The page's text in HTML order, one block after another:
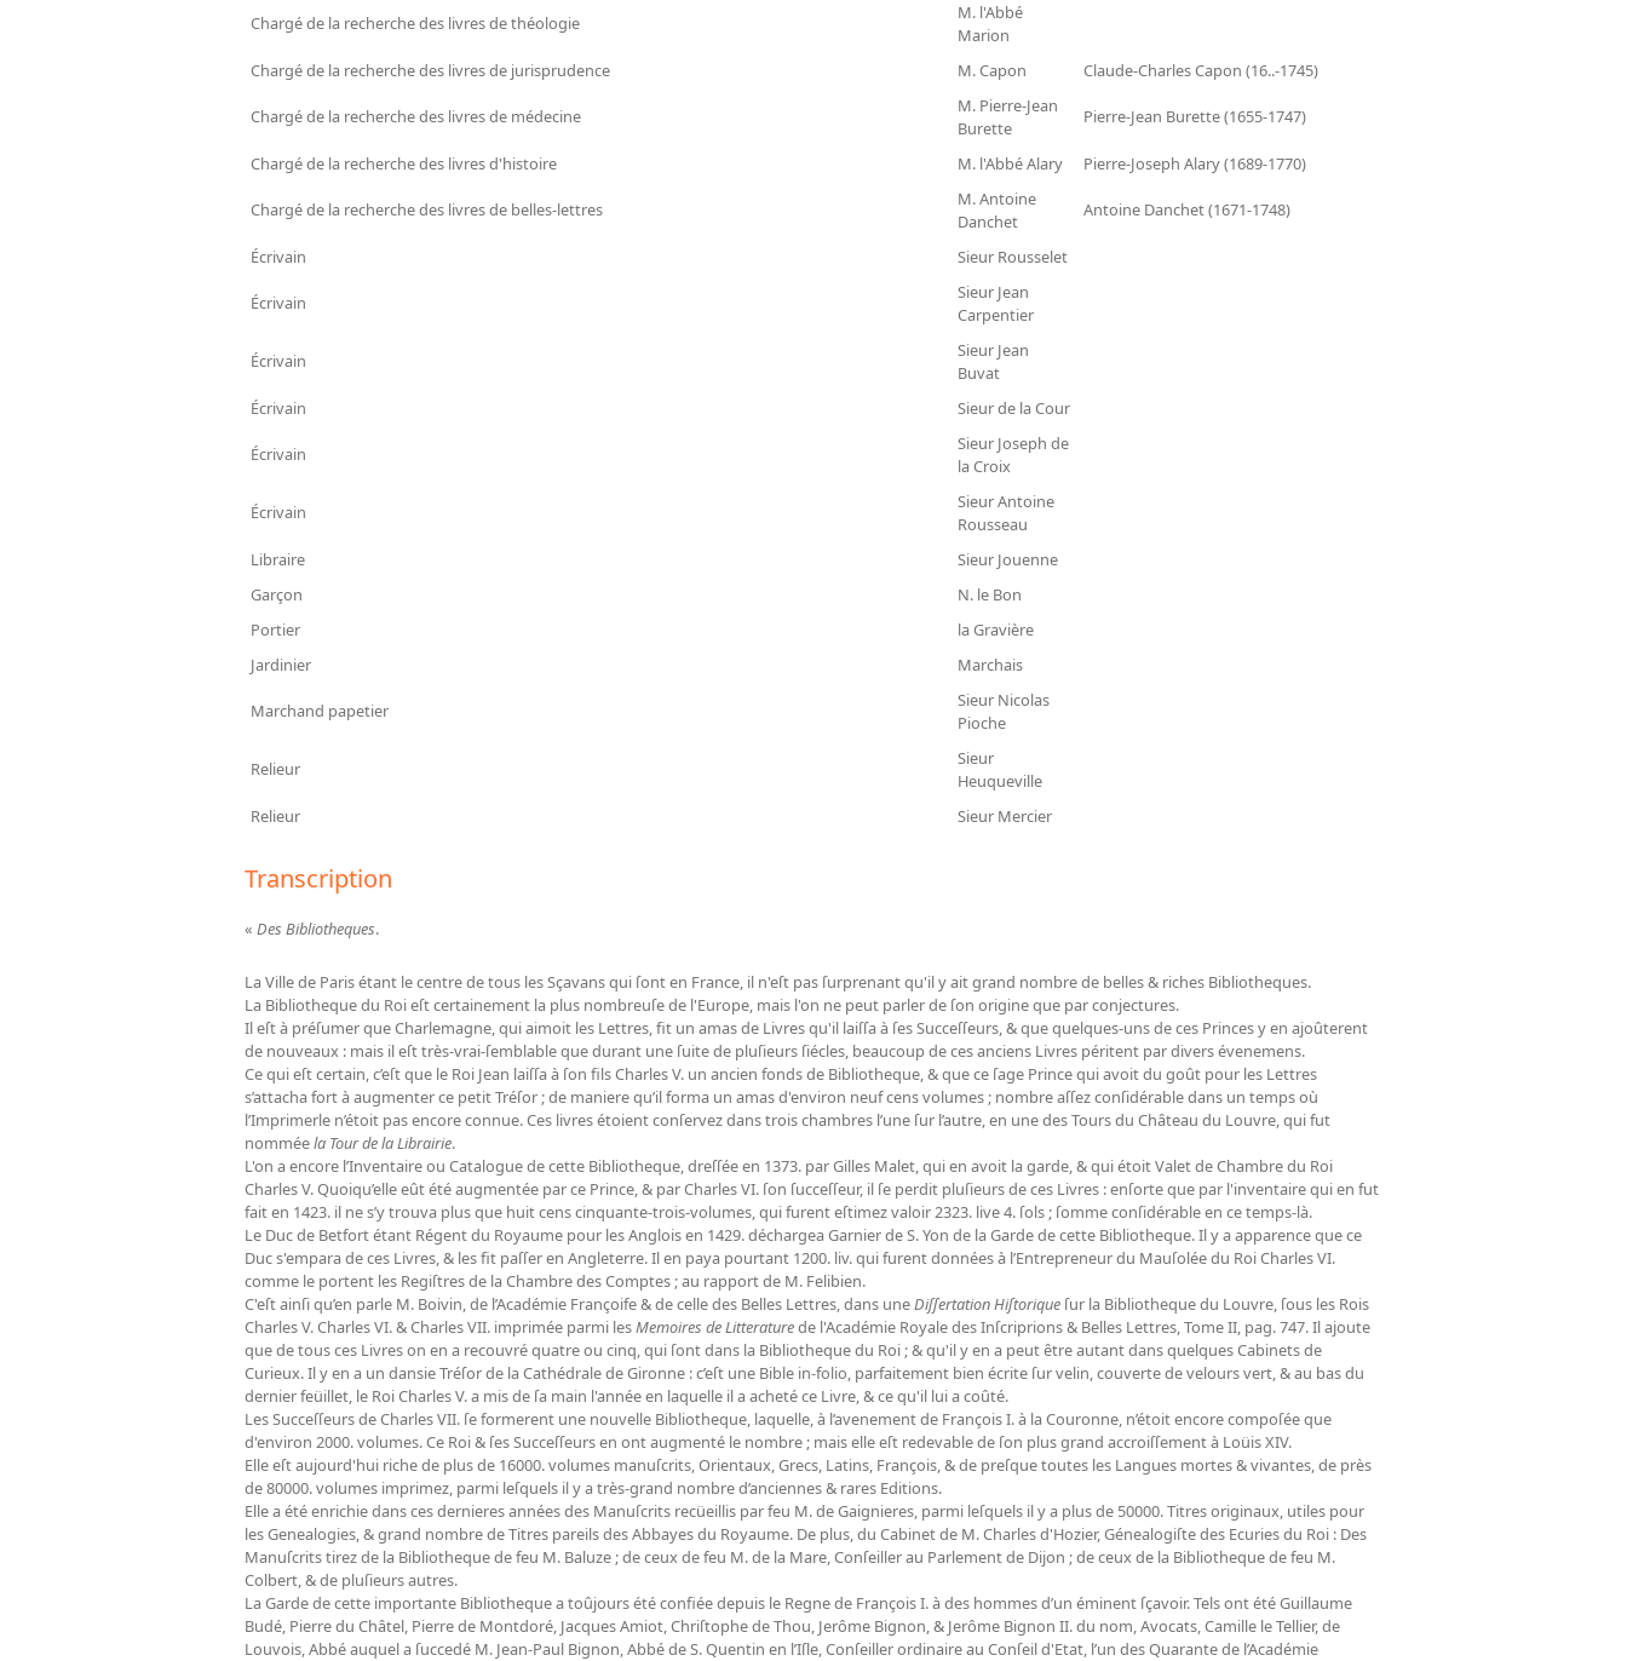
Chargé de la recherche des livres de théologie
M. l'Abbé
Marion
Chargé de la recherche des livres de jurisprudence
M. Capon Claude-Charles Capon (16..-1745)
Chargé de la recherche des livres de médecine
M. Pierre-Jean
Burette
Pierre-Jean Burette (1655-1747)
Chargé de la recherche des livres d'histoire M. l'Abbé Alary Pierre-Joseph Alary (1689-1770)
Chargé de la recherche des livres de belles-lettres
M. Antoine
Danchet
Antoine Danchet (1671-1748)
Écrivain Sieur Rousselet
Écrivain
Sieur Jean
Carpentier
Écrivain
Sieur Jean
Buvat
Écrivain
Sieur de la Cour
Écrivain
Sieur Joseph de
la Croix
Écrivain
Sieur Antoine
Rousseau
Libraire
Sieur Jouenne
Garçon
N. le Bon
Portier
la Gravière
Jardinier
Marchais
Marchand papetier
Sieur Nicolas
Pioche
Relieur
Sieur
Heuqueville
Relieur
Sieur Mercier
Transcription
« Des Bibliotheques.
La Ville de Paris étant le centre de tous les Sçavans qui ſont en France, il n'eſt pas ſurprenant qu'il y ait grand nombre de belles & riches Bibliotheques.
La Bibliotheque du Roi eſt certainement la plus nombreuſe de l'Europe, mais l'on ne peut parler de ſon origine que par conjectures.
Il eſt à préſumer que Charlemagne, qui aimoit les Lettres, fit un amas de Livres qu'il laiſſa à ſes Succeſſeurs, & que quelques-uns de ces Princes y en ajoûterent
de nouveaux : mais il eſt très-vrai-ſemblable que durant une ſuite de pluſieurs ſiécles, beaucoup de ces anciens Livres péritent par divers évenemens.
Ce qui eſt certain, c’eſt que le Roi Jean laiſſa à ſon fils Charles V. un ancien fonds de Bibliotheque, & que ce ſage Prince qui avoit du goût pour les Lettres
s’attacha fort à augmenter ce petit Tréſor ; de maniere qu’il forma un amas d'environ neuf cens volumes ; nombre aſſez conſidérable dans un temps où
l’Imprimerle n’étoit pas encore connue. Ces livres étoient conſervez dans trois chambres l’une ſur l’autre, en une des Tours du Château du Louvre, qui fut
nomméela Tour de la Librairie.
L'on a encore l’Inventaire ou Catalogue de cette Bibliotheque, dreſſée en 1373. par Gilles Malet, qui en avoit la garde, & qui étoit Valet de Chambre du Roi
Charles V. Quoiqu’elle eût été augmentée par ce Prince, & par Charles VI. ſon ſucceſſeur, il ſe perdit pluſieurs de ces Livres : enſorte que par l'inventaire qui en fut
fait en 1423. il ne s’y trouva plus que huit cens cinquante-trois-volumes, qui furent eſtimez valoir 2323. live 4. ſols ; ſomme conſidérable en ce temps-là.
Le Duc de Betfort étant Régent du Royaume pour les Anglois en 1429. déchargea Garnier de S. Yon de la Garde de cette Bibliotheque. Il y a apparence que ce
Duc s'empara de ces Livres, & les fit paſſer en Angleterre. Il en paya pourtant 1200. liv. qui furent données à l’Entrepreneur du Mauſolée du Roi Charles VI.
comme le portent les Regiſtres de la Chambre des Comptes ; au rapport de M. Felibien.
C'eſt ainſi qu’en parle M. Boivin, de l’Académie Françoife & de celle des Belles Lettres, dans uneDiſſertation Hiſtorique ſur la Bibliotheque du Louvre, ſous les Rois
Charles V. Charles VI. & Charles VII. imprimée parmi lesMemoires de Litteraturede l'Académie Royale des Inſcriprions & Belles Lettres, Tome II, pag. 747. Il ajoute
que de tous ces Livres on en a recouvré quatre ou cinq, qui ſont dans la Bibliotheque du Roi ; & qu'il y en a peut être autant dans quelques Cabinets de
Curieux. Il y en a un dansie Tréſor de la Cathédrale de Gironne : c’eſt une Bible in-folio, parfaitement bien écrite ſur velin, couverte de velours vert, & au bas du
dernier feüillet, le Roi Charles V. a mis de ſa main l'année en laquelle il a acheté ce Livre, & ce qu'il lui a coûté.
Les Succeſſeurs de Charles VII. ſe formerent une nouvelle Bibliotheque, laquelle, à l’avenement de François I. à la Couronne, n’étoit encore compoſée que
d'environ 2000. volumes. Ce Roi & ſes Succeſſeurs en ont augmenté le nombre ; mais elle eſt redevable de ſon plus grand accroiſſement à Loüis XIV.
Elle eſt aujourd'hui riche de plus de 16000. volumes manuſcrits, Orientaux, Grecs, Latins, François, & de preſque toutes les Langues mortes & vivantes, de près
de 80000. volumes imprimez, parmi leſquels il y a très-grand nombre d’anciennes & rares Editions.
Elle a été enrichie dans ces dernieres années des Manuſcrits recüeillis par feu M. de Gaignieres, parmi leſquels il y a plus de 50000. Titres originaux, utiles pour
les Genealogies, & grand nombre de Titres pareils des Abbayes du Royaume. De plus, du Cabinet de M. Charles d'Hozier, Génealogiſte des Ecuries du Roi : Des
Manuſcrits tirez de la Bibliotheque de feu M. Baluze ; de ceux de feu M. de la Mare, Conſeiller au Parlement de Dijon ; de ceux de la Bibliotheque de feu M.
Colbert, & de pluſieurs autres.
La Garde de cette importante Bibliotheque a toûjours été confiée depuis le Regne de François I. à des hommes d’un éminent ſçavoir. Tels ont été Guillaume
Budé, Pierre du Châtel, Pierre de Montdoré, Jacques Amiot, Chriſtophe de Thou, Jerôme Bignon, & Jerôme Bignon II. du nom, Avocats, Camille le Tellier, de
Louvois, Abbé auquel a ſuccedé M. Jean-Paul Bignon, Abbé de S. Quentin en l’Iſle, Conſeiller ordinaire au Conſeil d'Etat, l’un des Quarante de l’Académie